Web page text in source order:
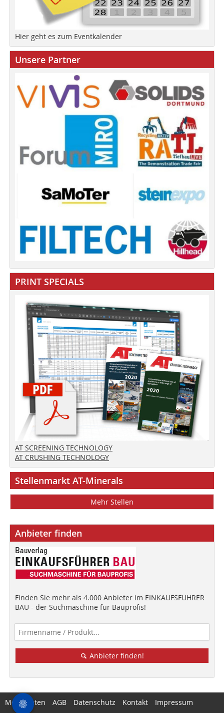
Hier geht es zum Eventkalender
Unsere Partner
PRINT SPECIALS
AT SCREENING TECHNOLOGY
AT CRUSHING TECHNOLOGY
Stellenmarkt AT-Minerals
Mehr Stellen
Anbieter finden
Finden Sie mehr als 4.000 Anbieter im EINKAUFSFÜHRER
BAU - der Suchmaschine für Bauprofis!
Anbieter finden!
Mediadaten AGB Datenschutz Kontakt
Impressum